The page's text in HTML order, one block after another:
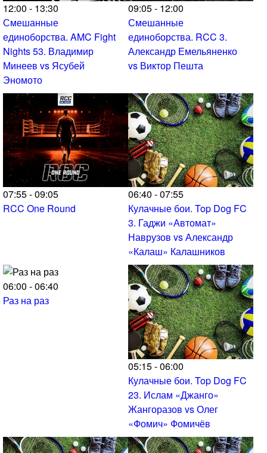
12:00 - 13:30
Смешанные
единоборства. AMC Fight
Nights 53. Владимир
Минеев vs Ясубей
Эномото
09:05 - 12:00
Смешанные
единоборства. RCC 3.
Александр Емельяненко
vs Виктор Пешта
07:55 - 09:05
RCC One Round
06:40 - 07:55
Кулачные бои. Top Dog FC
3. Гаджи «Автомат»
Наврузов vs Александр
«Калаш» Калашников
06:00 - 06:40
Раз на раз
05:15 - 06:00
Кулачные бои. Top Dog FC
23. Ислам «Джанго»
Жангоразов vs Олег
«Фомич» Фомичёв